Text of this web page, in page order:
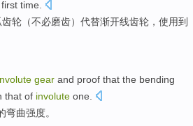
first time.
齿轮 （不必磨齿） 代替渐开线齿轮，使用到
gear and proof that the bending
that of involute one.
弯曲强度。